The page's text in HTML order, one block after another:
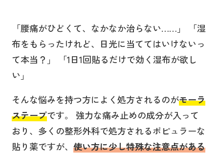
「腰痛がひどくて、なかなか治らない……」 「湿
布をもらったけれど、日光に当ててはいけないっ
て本当？」 「1日1回貼るだけで効く湿布が欲し
い」
そんな悩みを持つ方によく処方されるのがモーラ
ステープです。 強力な痛み止めの成分が入って
おり、多くの整形外科で処方されるポピュラーな
貼り薬ですが、 使い方に少し特殊な注意点がある